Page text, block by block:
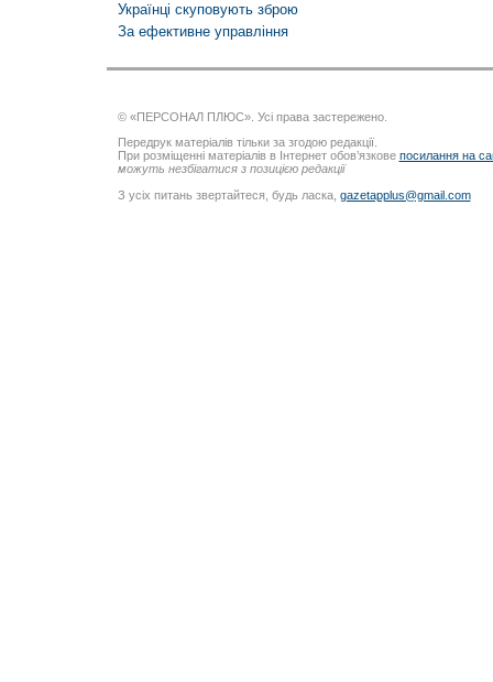
Українці скуповують зброю
За ефективне управління
© «ПЕРСОНАЛ ПЛЮС». Усі права застережено.
Передрук матеріалів тільки за згодою редакції.
При розміщенні матеріалів в Інтернет обов’язкове посилання на
можуть незбігатися з позицією редакції
З усіх питань звертайтеся, будь ласка, gazetapplus@gmail.com